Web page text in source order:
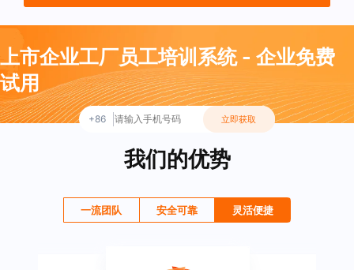
上市企业工厂员工培训系统 - 企业免费
试用
+86 立即获取
我们的优势
一流团队 安全可靠 灵活便捷